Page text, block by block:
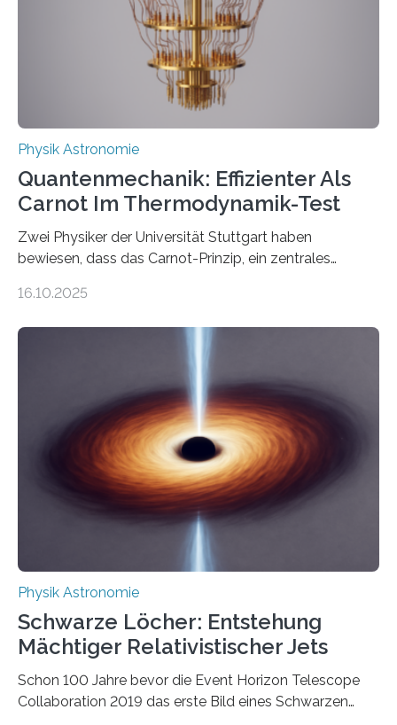
technologie ausgerufen hat. Doch nun hat eine
internationale Forschungsgruppe um den
Physik Astronomie
Quantenmechanik: Effizienter Als
Carnot Im Thermodynamik-Test
Zwei Physiker der Universität Stuttgart haben
bewiesen, dass das Carnot-Prinzip, ein zentrales
Größenordnung von Atomen gilt, deren physikalische
Quantenmotoren voranbringen. Das
Wissenschaftsjournal Science Advances veröffentlichte
die Herleitung. (DOI: 10.1126/sciadv.adw8462)
Verbrennungsmotoren oder Dampfturbinen sind
Wärmekraftmaschinen: Sie wandeln thermische
Energie in mechanische Bewegung um – oder anders
ausgedrückt, Wärme in Bewegung. In
quantenmechanischen Experimenten ist es in den…
16.10.2025
Physik Astronomie
Schwarze Löcher: Entstehung
Mächtiger Relativistischer Jets
Schon 100 Jahre bevor die Event Horizon Telescope
Collaboration 2019 das erste Bild eines Schwarzen